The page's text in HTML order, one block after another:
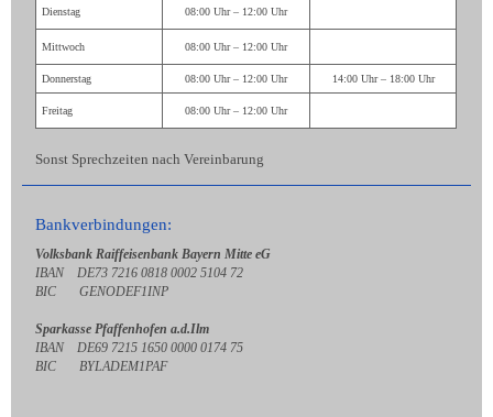
Dienstag 08:00 Uhr – 12:00 Uhr
Mittwoch 08:00 Uhr – 12:00 Uhr
Donnerstag 08:00 Uhr – 12:00 Uhr 14:00 Uhr – 18:00 Uhr
Freitag 08:00 Uhr – 12:00 Uhr
Sonst Sprechzeiten nach Vereinbarung
Bankverbindungen:
Volksbank Raiffeisenbank Bayern Mitte eG
IBAN DE73 7216 0818 0002 5104 72
BIC GENODEF1INP
Sparkasse Pfaffenhofen a.d.Ilm
IBAN DE69 7215 1650 0000 0174 75
BIC BYLADEM1PAF